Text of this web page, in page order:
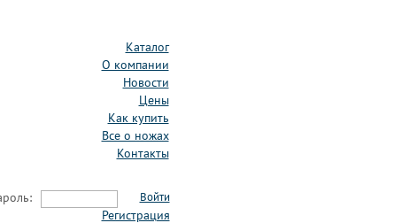
Каталог
О компании
Новости
Цены
Как купить
Все о ножах
Контакты
Войти
Регистрация